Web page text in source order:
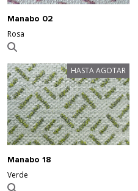
Manabo 02
Rosa
HASTA AGOTAR
Manabo 18
Verde